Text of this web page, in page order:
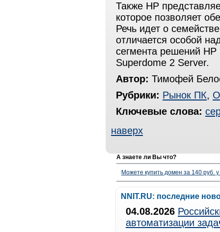
Также HP
которое позволяет
Речь идет о
отличается особой
сегмента решений
Superdome 2 Server.
Автор: Тимофей
Рубрики: Рынок ПК,
Ключевые слова:
наверх
А знаете ли Вы что?
Можете купить домен за 140 руб.
NNIT.RU: последние
04.08.2026
автоматизации